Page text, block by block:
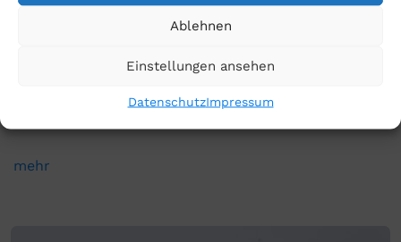
Ablehnen
Einstellungen ansehen
DatenschutzImpressum
Helmut Dreschhoff
mehr